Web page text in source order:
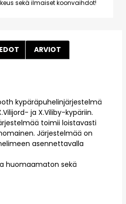
sekä ilmaiset koonvaihdot!
ARVIOT
kypäräpuhelinjärjestelmä
ja X.Viliby-kypäriin.
toimii loistavasti
Järjestelmää on
asennettavalla
huomaamaton sekä